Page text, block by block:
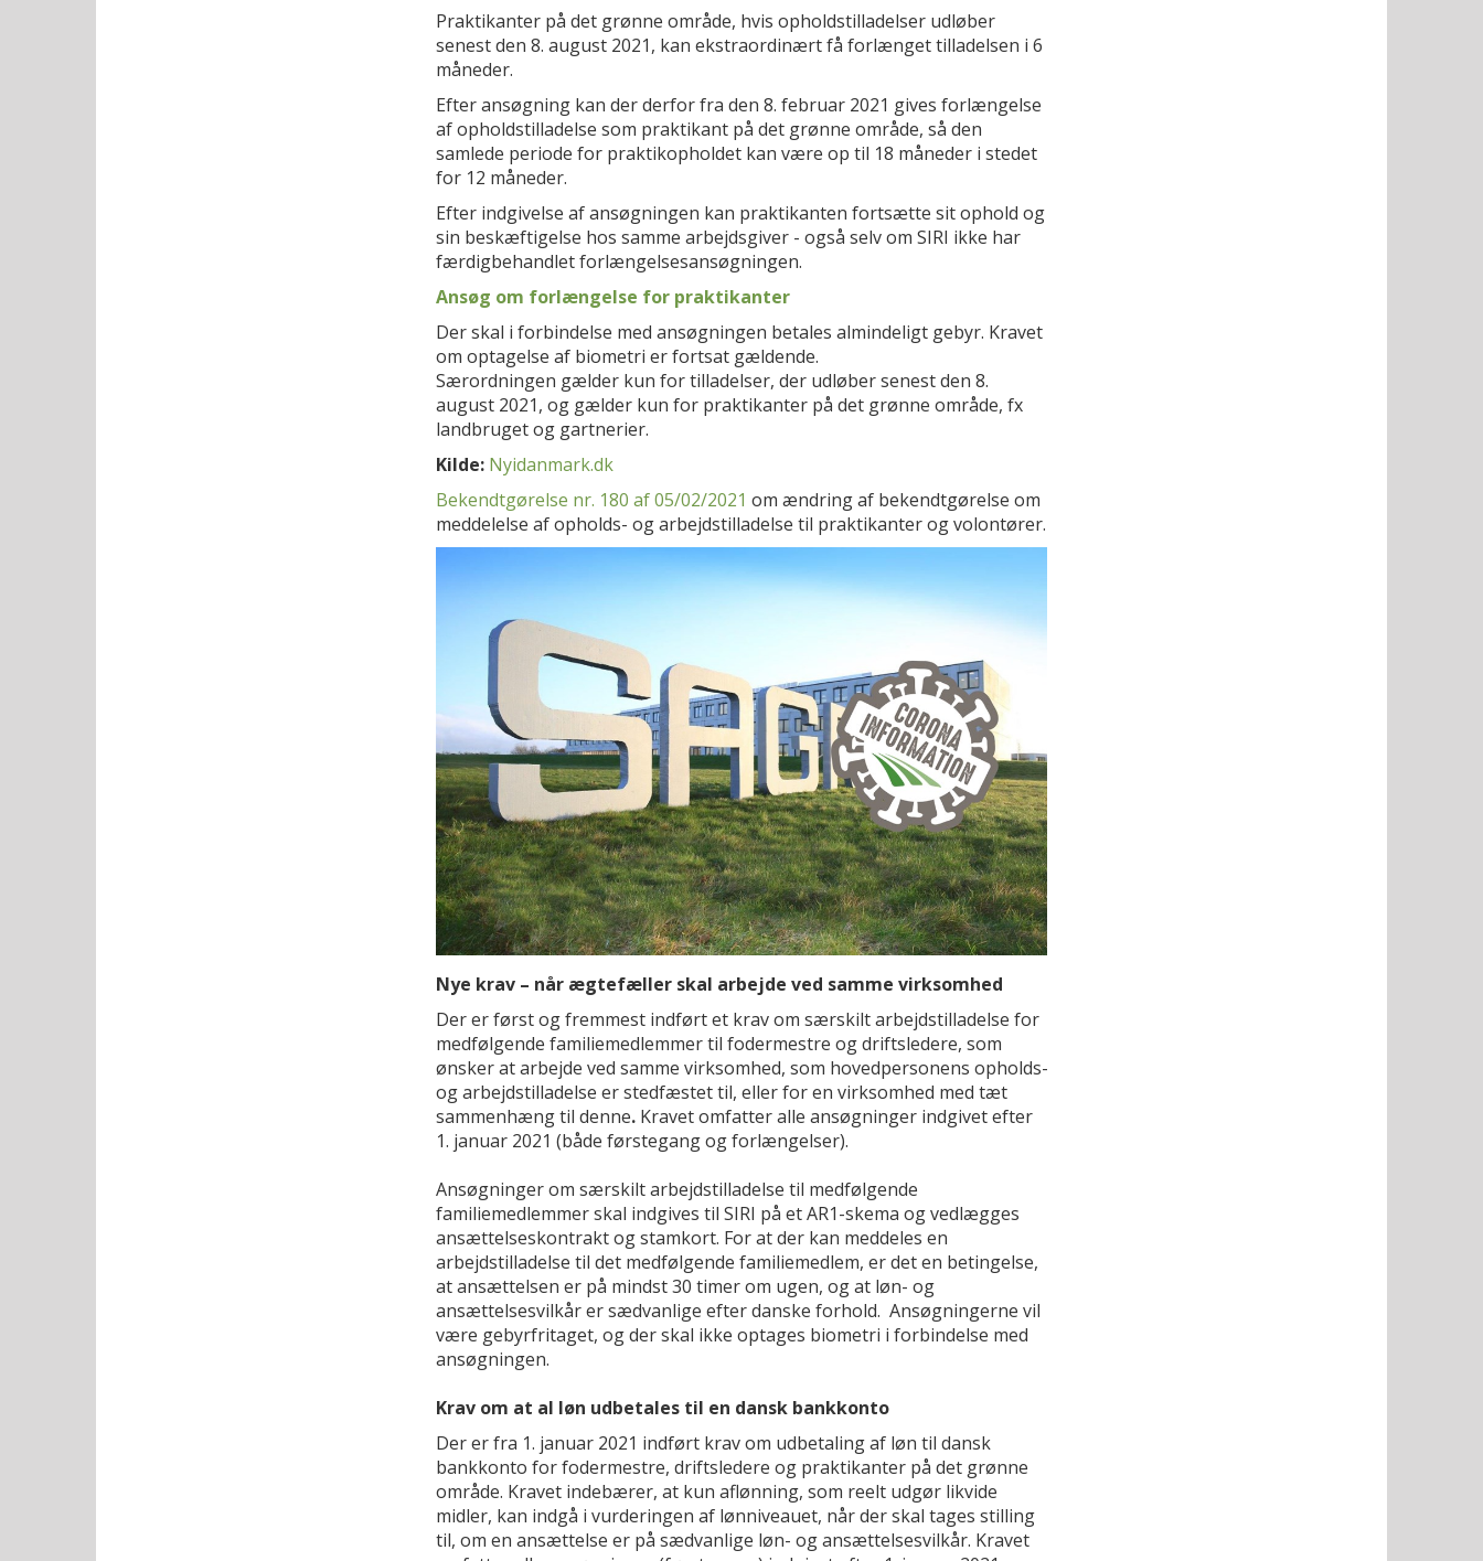
Praktikanter på det grønne område, hvis opholdstilladelser udløber
senest den 8. august 2021, kan ekstraordinært få forlænget tilladelsen i 6
måneder.
Efter ansøgning kan der derfor fra den 8. februar 2021 gives forlængelse
af opholdstilladelse som praktikant på det grønne område, så den
samlede periode for praktikopholdet kan være op til 18 måneder i stedet
for 12 måneder.
Efter indgivelse af ansøgningen kan praktikanten fortsætte sit ophold og
sin beskæftigelse hos samme arbejdsgiver - også selv om SIRI ikke har
færdigbehandlet forlængelsesansøgningen.
Ansøg om forlængelse for praktikanter
Der skal i forbindelse med ansøgningen betales almindeligt gebyr. Kravet
om optagelse af biometri er fortsat gældende.
Særordningen gælder kun for tilladelser, der udløber senest den 8.
august 2021, og gælder kun for praktikanter på det grønne område, fx
landbruget og gartnerier.
Kilde: Nyidanmark.dk
Bekendtgørelse nr. 180 af 05/02/2021 om ændring af bekendtgørelse om
meddelelse af opholds- og arbejdstilladelse til praktikanter og volontører.
Nye krav – når ægtefæller skal arbejde ved samme virksomhed
Der er først og fremmest indført et krav om særskilt arbejdstilladelse for
medfølgende familiemedlemmer til fodermestre og driftsledere, som
ønsker at arbejde ved samme virksomhed, som hovedpersonens opholds-
og arbejdstilladelse er stedfæstet til, eller for en virksomhed med tæt
sammenhæng til denne.Kravet omfatter alle ansøgninger indgivet efter
1. januar 2021 (både førstegang og forlængelser).
Ansøgninger om særskilt arbejdstilladelse til medfølgende
familiemedlemmer skal indgives til SIRI på et AR1-skema og vedlægges
ansættelseskontrakt og stamkort. For at der kan meddeles en
arbejdstilladelse til det medfølgende familiemedlem, er det en betingelse,
at ansættelsen er på mindst 30 timer om ugen, og at løn- og
ansættelsesvilkår er sædvanlige efter danske forhold. Ansøgningerne vil
være gebyrfritaget, og der skal ikke optages biometri i forbindelse med
ansøgningen.
Krav om at al løn udbetales til en dansk bankkonto
Der er fra 1. januar 2021 indført krav om udbetaling af løn til dansk
bankkonto for fodermestre, driftsledere og praktikanter på det grønne
område. Kravet indebærer, at kun aflønning, som reelt udgør likvide
midler, kan indgå i vurderingen af lønniveauet, når der skal tages stilling
til, om en ansættelse er på sædvanlige løn- og ansættelsesvilkår. Kravet